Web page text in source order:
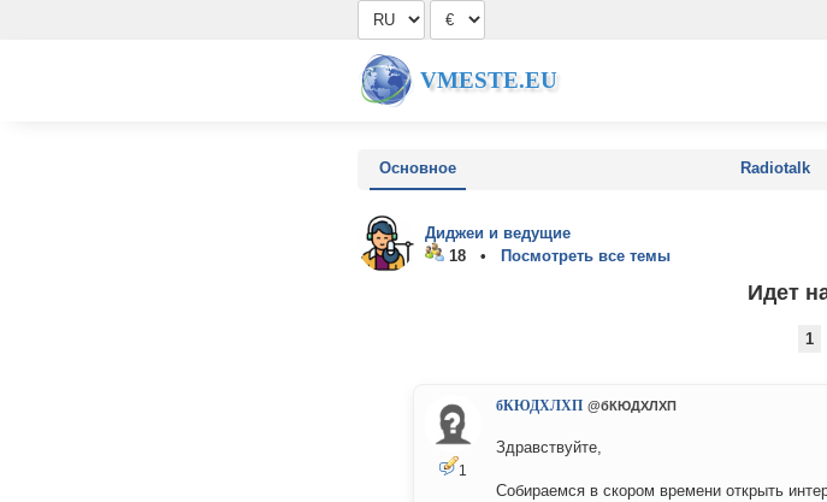
VMESTE.EU
Основное Radiotalk
Диджеи и ведущие
18 •
Посмотреть все темы
Идет
1
1
бКЮДХЛХП @бКЮДХЛХП
Здравствуйте,
Собираемся в скором времени открыть